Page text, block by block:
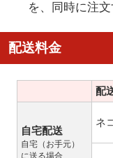
を、同時に注
配送料金
配
自宅配送
自宅（お手元）
に送る場合
ネ